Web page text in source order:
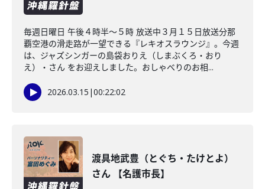
毎週日曜日 午後４時半～５時 放送中３月１５日放送分那
覇空港の滑走路が一望できる『レキオスラウンジ』。今週
は、ジャズシンガーの島袋おりえ（しまぶくろ・おり
え）・さん をお迎えしました。おしゃべりのお相...
2026.03.15 |00:22:02
渡具地武豊（とぐち・たけとよ）
さん 【名護市長】